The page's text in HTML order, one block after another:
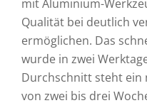
mit Aluminium-
Qualität bei deutlich
ermöglichen. Das
wurde in zwei
Durchschnitt steht ein
von zwei bis drei